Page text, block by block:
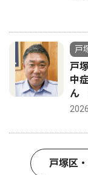
戸
戸
中
ん
戸塚区